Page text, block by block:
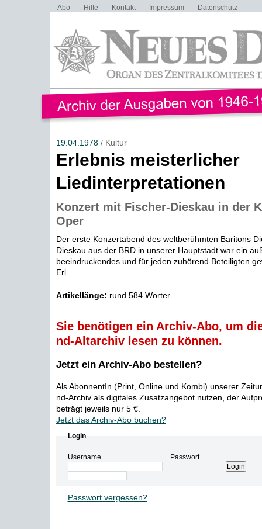
Abo Hilfe Kontakt Impressum Datenschutz
19.04.1978/ Kultur
Erlebnis meisterlicher
Liedinterpretationen
Konzert mit Fischer-Dieskau in der
Oper
Der erste Konzertabend des weltberühmten Baritons
Dieskau aus der BRD in unserer Hauptstadt war ein
beeindruckendes und für jeden zuhörend Beteiligten
Erl...
Artikellänge: rund 584 Wörter
Sie benötigen ein Archiv-Abo, um
nd-Altarchiv lesen zu können.
Jetzt ein Archiv-Abo bestellen?
Als AbonnentIn (Print, Online und Kombi) unserer
nd-Archiv als digitales Zusatzangebot nutzen, der
beträgt jeweils nur 5 €.
Jetzt das Archiv-Abo buchen?
Login
Username Passwort
Passwort vergessen?